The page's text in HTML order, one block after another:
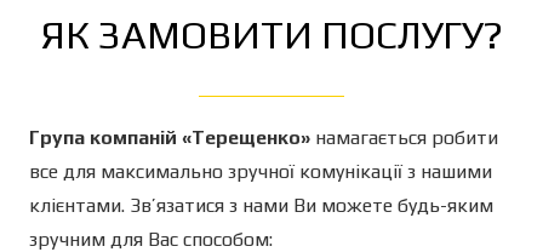
ЯК ЗАМОВИТИ ПОСЛУГУ?
Група компаній «Терещенко» намагається робити
все для максимально зручної комунікації з нашими
клієнтами. Зв’язатися з нами Ви можете будь-яким
зручним для Вас способом: